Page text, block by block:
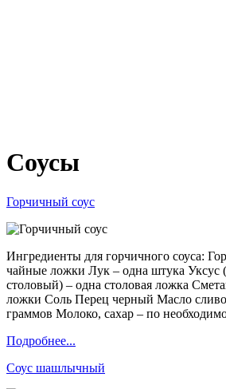
Соусы
Горчичный соус
Ингредиенты для горчичного соуса:
чайные ложки Лук – одна штука Уксус
столовый) – одна столовая ложка
ложки Соль Перец черный Масло
граммов Молоко, сахар – по
Подробнее...
Соус шашлычный